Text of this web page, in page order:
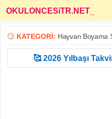
OKULONCESiTR.NET
😏 KATEGORİ: Hayvan Boyama
🥰 2026 Yılbaşı